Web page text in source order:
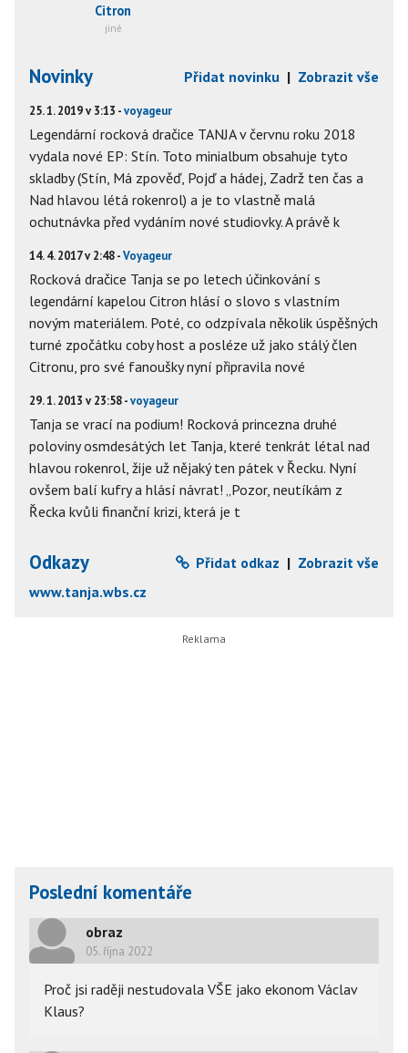
Citron
jiné
Novinky Přidat novinku | Zobrazit vše
25. 1. 2019 v 3:13 -voyageur
Legendární rocková dračice TANJA v červnu roku 2018
vydala nové EP: Stín. Toto minialbum obsahuje tyto
skladby (Stín, Má zpověď, Pojď a hádej, Zadrž ten čas a
Nad hlavou létá rokenrol) a je to vlastně malá
ochutnávka před vydáním nové studiovky. A právě k
14. 4. 2017 v 2:48 -Voyageur
Rocková dračice Tanja se po letech účinkování s
legendární kapelou Citron hlásí o slovo s vlastním
novým materiálem. Poté, co odzpívala několik úspěšných
turné zpočátku coby host a posléze už jako stálý člen
Citronu, pro své fanoušky nyní připravila nové
29. 1. 2013 v 23:58 -voyageur
Tanja se vrací na podium! Rocková princezna druhé
poloviny osmdesátých let Tanja, které tenkrát létal nad
hlavou rokenrol, žije už nějaký ten pátek v Řecku. Nyní
ovšem balí kufry a hlásí návrat! „Pozor, neutíkám z
Řecka kvůli finanční krizi, která je t
Odkazy Přidat odkaz | Zobrazit vše
www.tanja.wbs.cz
Poslední komentáře
obraz
05. října 2022
Proč jsi raději nestudovala VŠE jako ekonom Václav
Klaus?